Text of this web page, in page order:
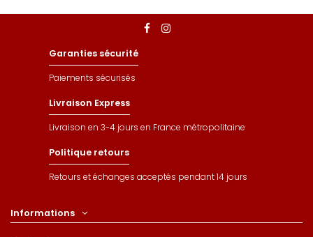
Garanties sécurité
Paiements sécurisés
Livraison Express
Livraison en 3-4 jours en France métropolitaine
Politique retours
Retours et échanges acceptés pendant 14 jours
Informations